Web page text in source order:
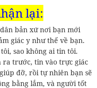
lại:
bản xứ nơi bạn mới
giác y như thế về bạn.
sao không ai tin tôi.
trước, tin vào trực giác
đỡ, rồi tự nhiên bạn sẽ
bằng lắm, và người tốt